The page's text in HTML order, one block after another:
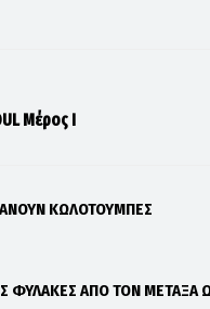
Μέρος Ι
ΚΩΛΟΤΟΥΜΠΕΣ
ΦΥΛΑΚΕΣ ΑΠΟ ΤΟΝ